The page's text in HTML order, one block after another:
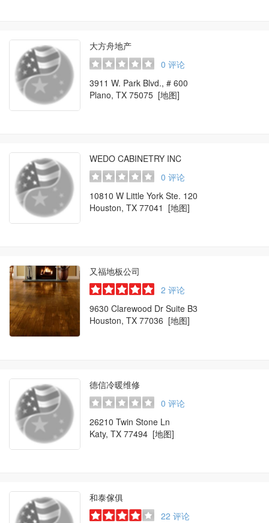
大方舟地产
0 评论
3911 W. Park Blvd., # 600
Plano, TX 75075 [地图]
WEDO CABINETRY INC
0 评论
10810 W Little York Ste. 120
Houston, TX 77041 [地图]
又福地板公司
2 评论
9630 Clarewood Dr Suite B3
Houston, TX 77036 [地图]
德信冷暖维修
0 评论
26210 Twin Stone Ln
Katy, TX 77494 [地图]
和泰傢俱
22 评论